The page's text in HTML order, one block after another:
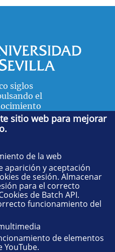
siglos
el
n. 41012 Sevilla. Tel.:
- Decanato:ffisaog@us.es
sitio web para mejorar
de la web
aparición y aceptación
de sesión. Almacenar
para el correcto
de Batch API.
funcionamiento del
de elementos